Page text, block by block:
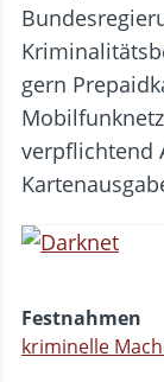
gern
verpflichtend
Festnahmen
kriminelle